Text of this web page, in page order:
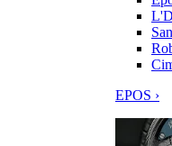
EPOS ›